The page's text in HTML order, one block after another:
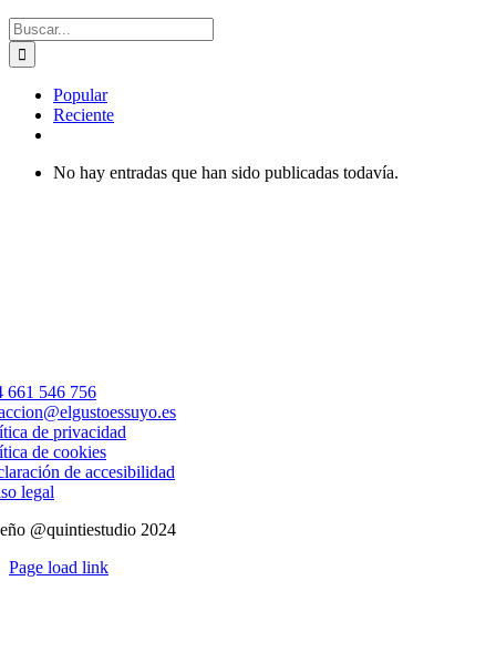
Buscar:
Popular
Reciente
No hay entradas que han sido publicadas todavía.
661 546 756
de privacidad
de cookies
de accesibilidad
legal
@quintiestudio 2024
Page load link